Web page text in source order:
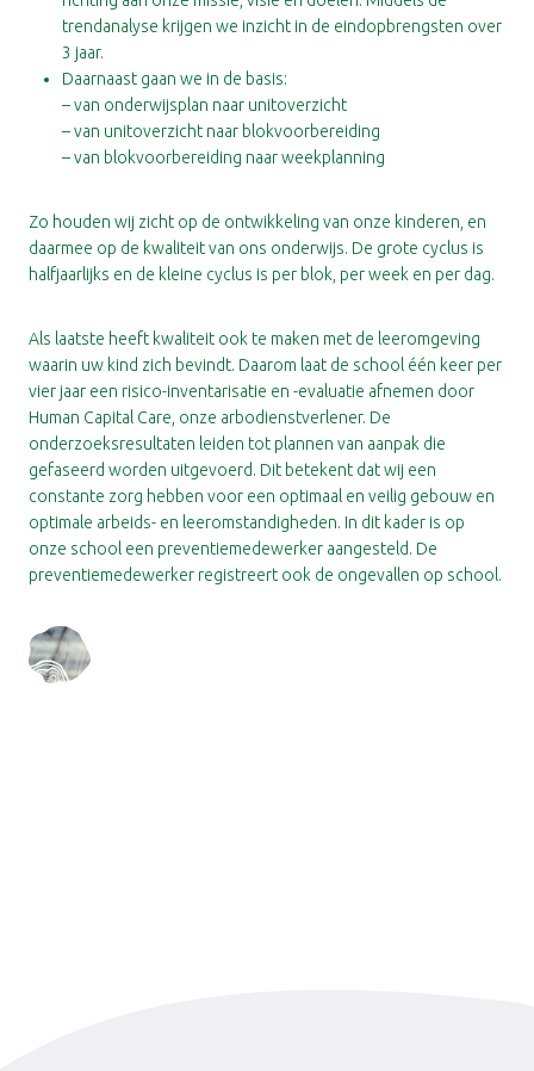
trendanalyse krijgen we inzicht in de eindopbrengsten over
3 jaar.
Daarnaast gaan we in de basis:
– van onderwijsplan naar unitoverzicht
– van unitoverzicht naar blokvoorbereiding
– van blokvoorbereiding naar weekplanning
Zo houden wij zicht op de ontwikkeling van onze kinderen, en
daarmee op de kwaliteit van ons onderwijs. De grote cyclus is
halfjaarlijks en de kleine cyclus is per blok, per week en per dag.
Als laatste heeft kwaliteit ook te maken met de leeromgeving
waarin uw kind zich bevindt. Daarom laat de school één keer per
vier jaar een risico-inventarisatie en -evaluatie afnemen door
Human Capital Care, onze arbodienstverlener. De
onderzoeksresultaten leiden tot plannen van aanpak die
gefaseerd worden uitgevoerd. Dit betekent dat wij een
constante zorg hebben voor een optimaal en veilig gebouw en
optimale arbeids- en leeromstandigheden. In dit kader is op
onze school een preventiemedewerker aangesteld. De
preventiemedewerker registreert ook de ongevallen op school.